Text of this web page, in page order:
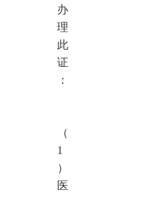
办
理
此
证
：
（
1
）
医